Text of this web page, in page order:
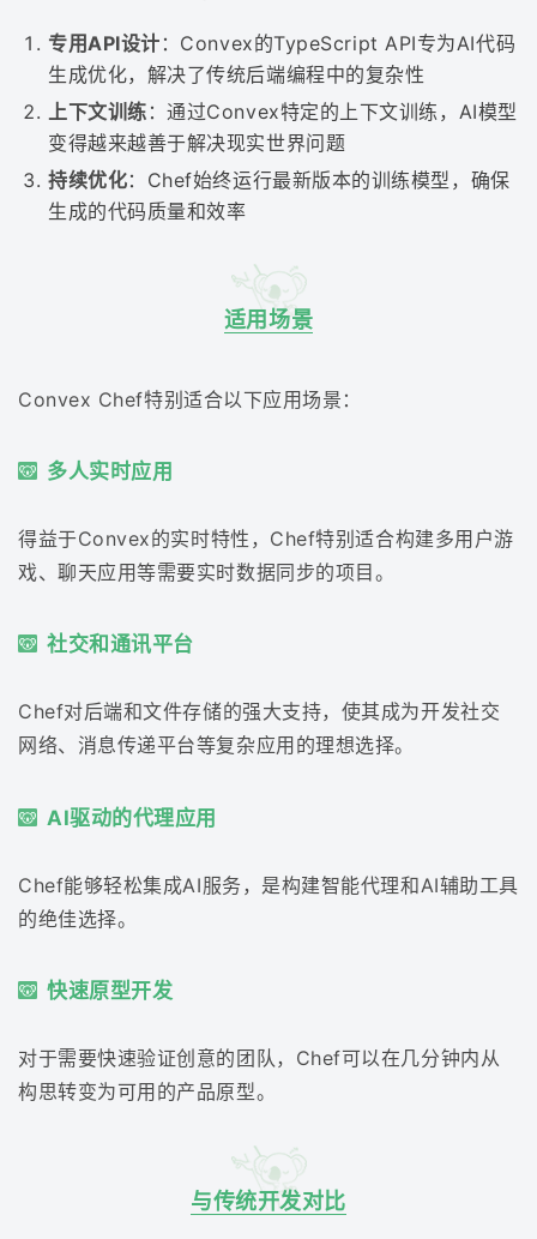
专用API设计 ：Convex的TypeScript API专为AI代码
生成优化，解决了传统后端编程中的复杂性
上下文训练 ：通过Convex特定的上下文训练，AI模型
变得越来越善于解决现实世界问题
持续优化：Chef始终运行最新版本的训练模型，确保
生成的代码质量和效率
适用场景
Convex Chef特别适合以下应用场景：
多人实时应用
得益于Convex的实时特性，Chef特别适合构建多用户游
戏、聊天应用等需要实时数据同步的项目。
社交和通讯平台
Chef对后端和文件存储的强大支持，使其成为开发社交
网络、消息传递平台等复杂应用的理想选择。
AI驱动的代理应用
Chef能够轻松集成AI服务，是构建智能代理和AI辅助工具
的绝佳选择。
快速原型开发
对于需要快速验证创意的团队，Chef可以在几分钟内从
构思转变为可用的产品原型。
与传统开发对比